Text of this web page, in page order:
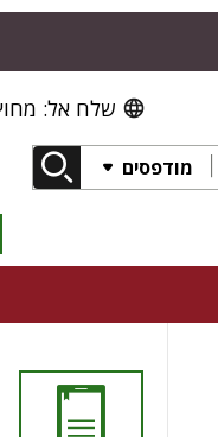
שלח אל:
מודפסים